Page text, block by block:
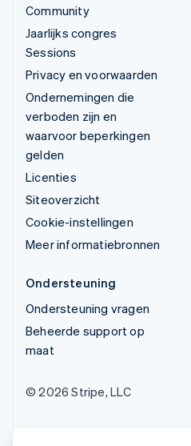
Community
Jaarlijks congres
Sessions
Privacy en voorwaarden
Ondernemingen die
verboden zijn en
waarvoor beperkingen
gelden
Licenties
Siteoverzicht
Cookie-instellingen
Meer informatiebronnen
Ondersteuning
Ondersteuning vragen
Beheerde support op
maat
© 2026 Stripe, LLC